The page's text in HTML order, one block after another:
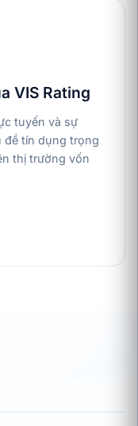
VIS Rating
tuyến và sự
đề tín dụng trọng
thị trường vốn